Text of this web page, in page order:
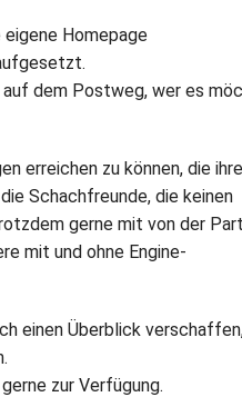
eigene Homepage
auf dem Postweg, wer es
erreichen zu können, die ihre
Schachfreunde, die keinen
gerne mit von der
mit und ohne Engine-
einen Überblick
zur Verfügung.